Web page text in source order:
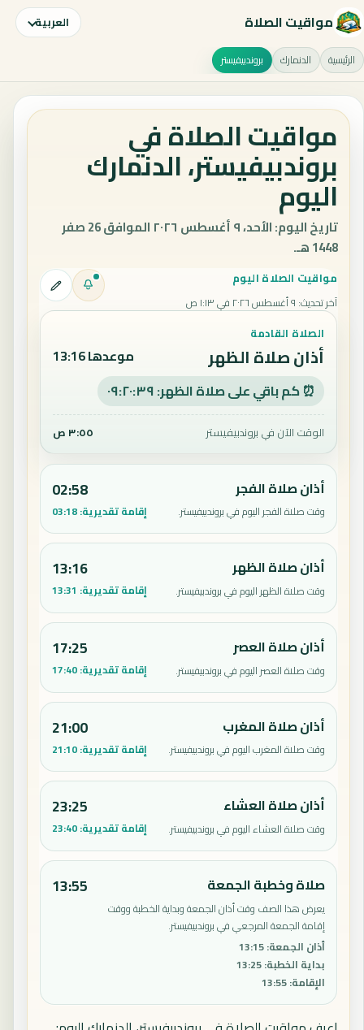
مواقيت الصلاة العربية
الرئيسية الدنمارك بروندبيفيستر
مواقيت الصلاة في
بروندبيفيستر، الدنمارك
اليوم
تاريخ اليوم: الأحد، ٩ أغسطس ٢٠٢٦ الموافق 26 صفر
1448 هـ.
مواقيت الصلاة اليوم
آخر تحديث: ٩ أغسطس ٢٠٢٦ في ١:١٣ ص
الصلاة القادمة
أذان صلاة الظهر موعدها 13:16
⏰ كم باقي على صلاة الظهر: ٠٩:٢٠:٣٨
الوقت الآن في بروندبيفيستر ٣:٥٥ ص
أذان صلاة الفجر
وقت صلاة الفجر اليوم في بروندبيفيستر.
02:58
إقامة تقديرية:03:18
أذان صلاة الظهر
وقت صلاة الظهر اليوم في بروندبيفيستر.
13:16
إقامة تقديرية: 13:31
أذان صلاة العصر
وقت صلاة العصر اليوم في بروندبيفيستر.
17:25
إقامة تقديرية:17:40
أذان صلاة المغرب
وقت صلاة المغرب اليوم في بروندبيفيستر.
21:00
إقامة تقديرية:21:10
أذان صلاة العشاء
وقت صلاة العشاء اليوم في بروندبيفيستر.
23:25
إقامة تقديرية:23:40
صلاة وخطبة الجمعة
يعرض هذا الصف وقت أذان الجمعة وبداية الخطبة ووقت
إقامة الجمعة المرجعي في بروندبيفيستر.
أذان الجمعة:
13:15
بداية الخطبة:
13:25
الإقامة:
13:55
13:55